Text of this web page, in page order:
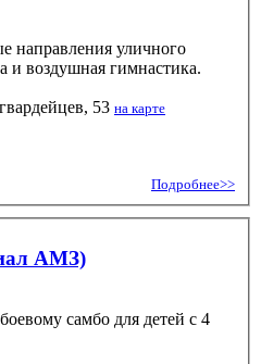
направления уличного
и воздушная гимнастика.
53 на карте
Подробнее>>
АМЗ)
самбо для детей с 4